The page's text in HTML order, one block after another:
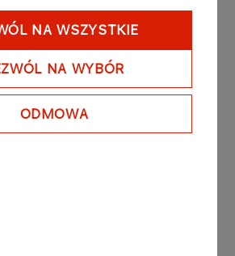
NA WSZYSTKIE
NA WYBÓR
ODMOWA
kierować drogą
na adres:
i Bezpieczeństwa ORLEN
411 Płock